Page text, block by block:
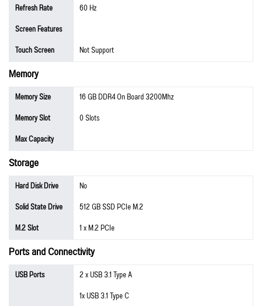
Refresh Rate
60 Hz
Screen Features
Touch Screen
Not Support
Memory
Memory Size
16 GB DDR4 On Board 3200Mhz
Memory Slot
0 Slots
Max Capacity
Storage
Hard Disk Drive
No
Solid State Drive
512 GB SSD PCIe M.2
M.2 Slot
1 x M.2 PCIe
Ports and Connectivity
USB Ports
2 x USB 3.1 Type A
1x USB 3.1 Type C